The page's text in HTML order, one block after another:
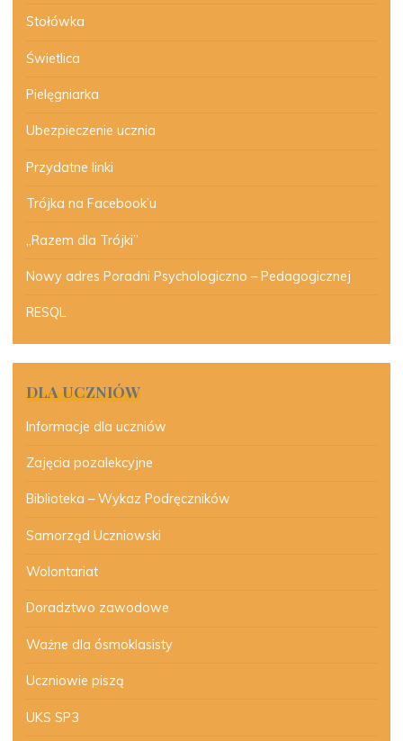
Stołówka
Świetlica
Pielęgniarka
Ubezpieczenie ucznia
Przydatne linki
Trójka na Facebook’u
„Razem dla Trójki”
Nowy adres Poradni Psychologiczno – Pedagogicznej
RESQL
DLA UCZNIÓW
Informacje dla uczniów
Zajęcia pozalekcyjne
Biblioteka – Wykaz Podręczników
Samorząd Uczniowski
Wolontariat
Doradztwo zawodowe
Ważne dla ósmoklasisty
Uczniowie piszą
UKS SP3